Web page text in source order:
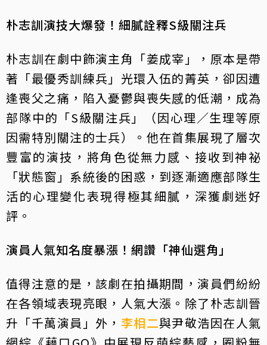
朴志訓演技大爆發！細膩詮釋S級關注兵
朴志訓在劇中飾演主角「姜成宰」，原本是帶
著「最優秀訓練兵」光環入伍的菁英，卻因遭
逢喪父之痛，陷入憂鬱與喪失感的低潮，成為
部隊中的「S級關注兵」（因心理／生理等原
因需特別關注的士兵）。他在首集展現了層次
豐富的演技，將角色從無力感、接收到神祕
「狀態窗」系統後的困惑，到逐漸適應部隊生
活的心理變化表現得極其細膩，深獲劇迷好
評。
演員人氣知名度暴漲！網讚「神仙選角」
值得注意的是，該劇在拍攝期間，演員們紛紛
在各領域表現亮眼，人氣大漲。除了朴志訓晉
升「千萬演員」外， 李相二與尹敬浩因在人氣